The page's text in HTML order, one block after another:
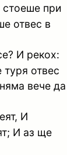
стоеше при
отвес в
И рекох:
отвес
вече да
И
И аз ще